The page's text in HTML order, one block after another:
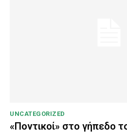
UNCATEGORIZED
«Ποντικοί» στο γήπεδο